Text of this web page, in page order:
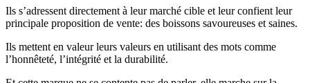
Ils s’adressent directement à leur marché cible et leur confient leur
principale proposition de vente: des boissons savoureuses et saines.
Ils mettent en valeur leurs valeurs en utilisant des mots comme
l’honnêteté, l’intégrité et la durabilité.